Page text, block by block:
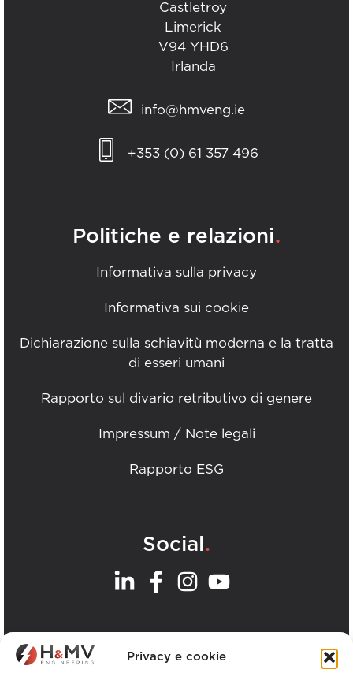
Privacy e cookie
Castletroy
Limerick
V94 YHD6
Irlanda
info@hmveng.ie
+353 (0) 61 357 496
Politiche e relazioni.
Informativa sulla privacy
Informativa sui cookie
Dichiarazione sulla schiavitù moderna e la tratta
di esseri umani
Rapporto sul divario retributivo di genere
Impressum / Note legali
Rapporto ESG
Social .
I nostri uffici .